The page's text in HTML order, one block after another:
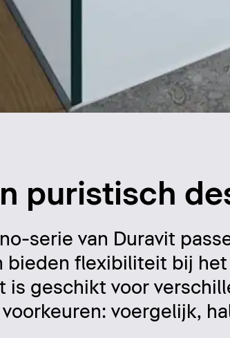
puristisch
serie van Duravit
bieden flexibiliteit bij
is geschikt voor
voergelijk,